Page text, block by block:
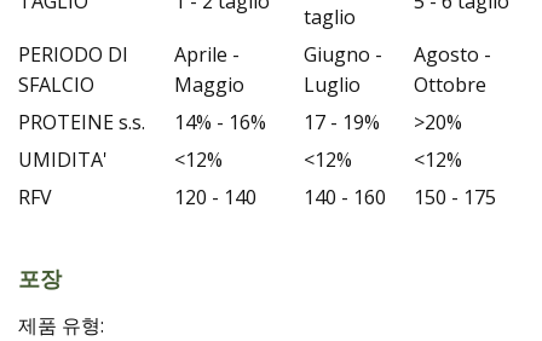
taglio
PERIODO DI
SFALCIO
Aprile -
Maggio
Giugno -
Luglio
Agosto -
Ottobre
PROTEINE s.s.
14% - 16% 17 - 19%
>20%
UMIDITA'
<12% <12%
<12%
RFV
120 - 140 140 - 160 150 - 175
포장
제품 유형: